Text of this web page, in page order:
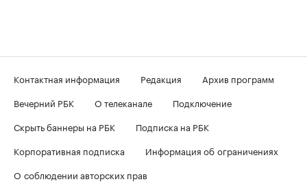
Контактная информация Редакция
Архив программ
Вечерний РБК
О телеканале
Подключение
Скрыть баннеры на РБК
Подписка на РБК
Корпоративная подписка
Информация об ограничениях
О соблюдении авторских прав